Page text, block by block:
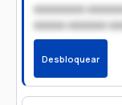
xxxxxxxx
xxxxx xxxxxx
Desbloquear